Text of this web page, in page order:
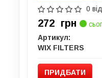
0
272 грн
Артикул:
WIX FILTERS
ПРИДБАТИ